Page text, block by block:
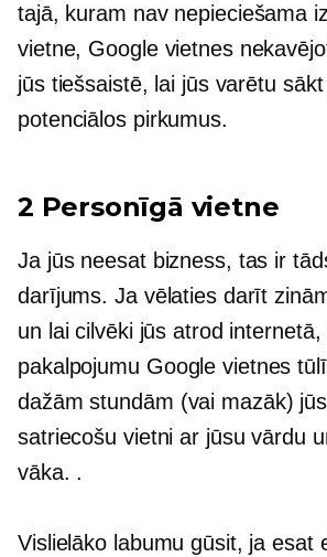
tajā, kuram nav nepieciešama
vietne, Google vietnes
jūs tiešsaistē, lai jūs varētu
potenciālos pirkumus.
2 Personīgā vietne
Ja jūs neesat bizness, tas ir
darījums. Ja vēlaties darīt
un lai cilvēki jūs atrod internetā,
pakalpojumu Google vietnes
dažām stundām (vai mazāk)
satriecošu vietni ar jūsu vārdu
vāka. .
Vislielāko labumu gūsit, ja esat